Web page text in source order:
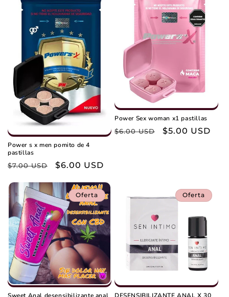
Power s x men pomito de 4
pastillas
Precio
$7.00 USD
Precio
oferta
$6.00 USD
Power Sex woman x1 pastillas
Precio
$6.00 USD
Precio
$5.00 USD
Oferta
Sweet Anal desensibilizante anal
Oferta
DESENSIBILIZANTE ANAL X 30